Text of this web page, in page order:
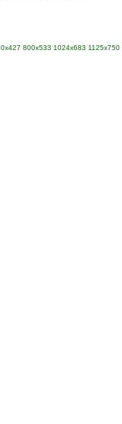
800x533 1024x683 1125x750